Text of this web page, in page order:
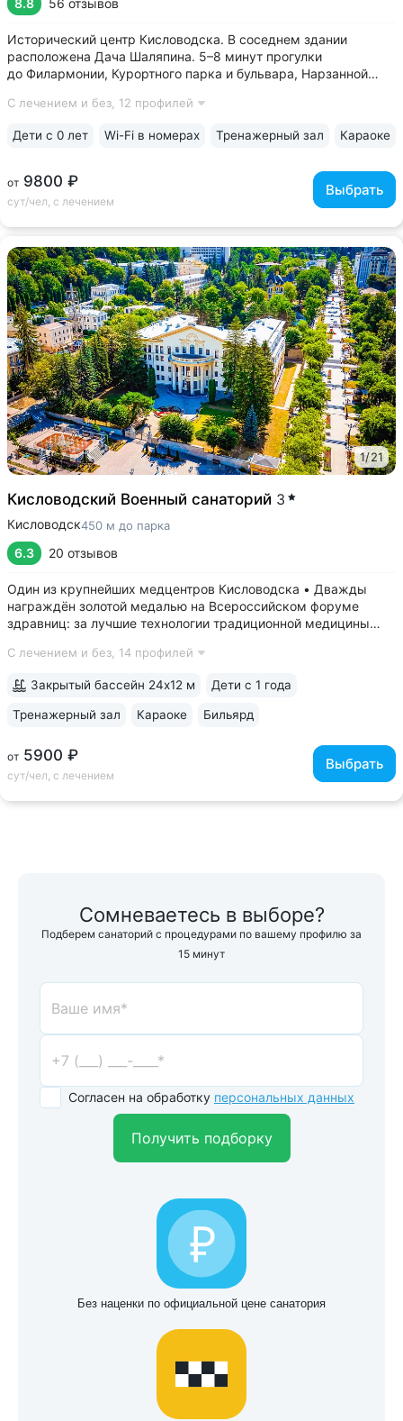
8.8 56 отзывов
Исторический центр Кисловодска. В соседнем здании
расположена Дача Шаляпина. 5–8 минут прогулки
до Филармонии, Курортного парка и бульвара, Нарзанной
Историческое задание, дача графа Шереметьева, сохранило
С лечением и без, 12 профилей
от 9800 ₽
сут/чел, с лечением
Выбрать
Дети с 0 лет Wi-Fi в номерах Тренажерный зал Караоке
1/21
Кисловодский Военный санаторий 3
Кисловодск450 м до парка
6.3 20 отзывов
Один из крупнейших медцентров Кисловодска • Дважды
награждён золотой медалью на Всероссийском форуме
здравниц: за лучшие технологии традиционной медицины
корпуса в духе «сталинского ампира»: бережно
С лечением и без, 14 профилей
от 5900 ₽
сут/чел, с лечением
Выбрать
Закрытый бассейн 24х12 м Дети с 1 года
Тренажерный зал Караоке Бильярд
Сомневаетесь в выборе?
Подберем санаторий с процедурами по вашему профилю за
15 минут
Согласен на обработку персональных данных
Получить подборку
Без наценки по официальной цене санатория